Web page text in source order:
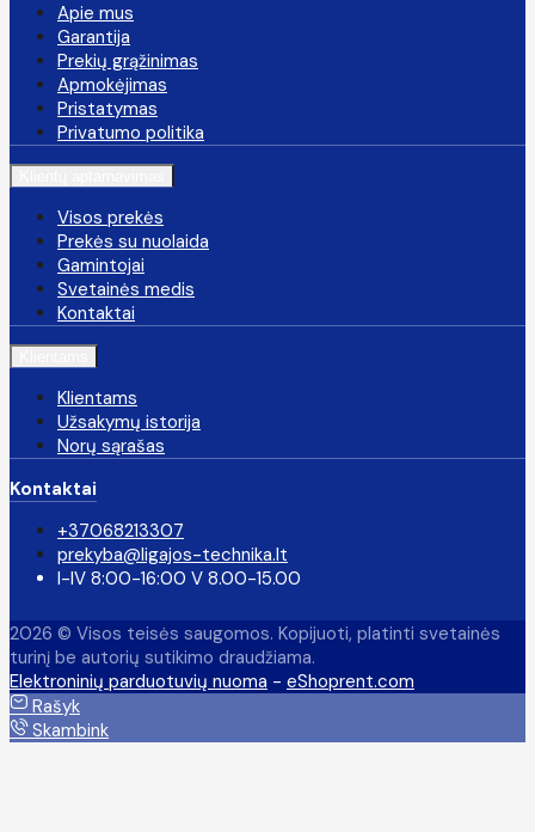
Apie mus
Garantija
Prekių grąžinimas
Apmokėjimas
Pristatymas
Privatumo politika
Visos prekės
Prekės su nuolaida
Gamintojai
Svetainės medis
Kontaktai
Klientams
Užsakymų istorija
Norų sąrašas
Kontaktai
+37068213307
prekyba@ligajos-technika.lt
I-IV 8:00-16:00 V 8.00-15.00
2026 © Visos teisės saugomos. Kopijuoti, platinti svetainės
turinį be autorių sutikimo draudžiama.
Elektroninių parduotuvių nuoma - eShoprent.com
Rašyk
Skambink